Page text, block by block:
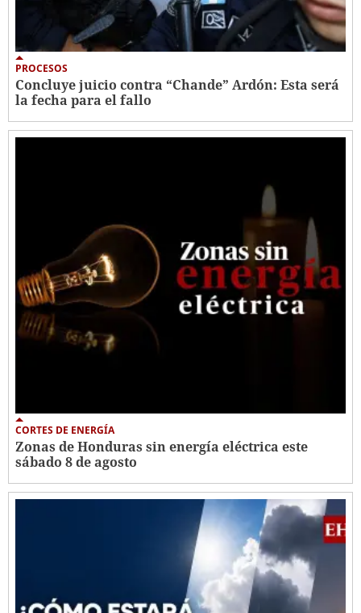
PROCESOS
Concluye juicio contra “Chande” Ardón: Esta será
la fecha para el fallo
CORTES DE ENERGÍA
Zonas de Honduras sin energía eléctrica este
sábado 8 de agosto